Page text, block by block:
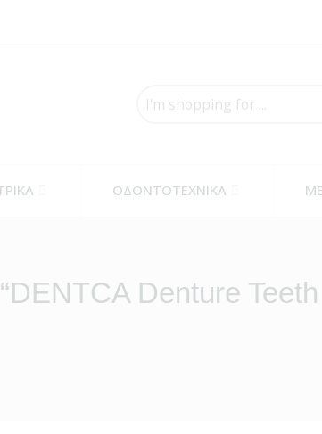
here
ΟΔΟΝΤΟΤΕΧΝΙΚΑ
Denture